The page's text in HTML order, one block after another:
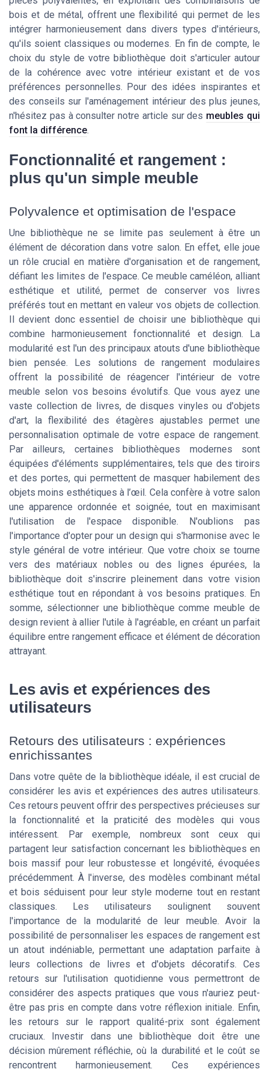
bois et de métal, offrent une flexibilité qui permet de les
intégrer harmonieusement dans divers types d'intérieurs,
qu'ils soient classiques ou modernes. En fin de compte, le
choix du style de votre bibliothèque doit s'articuler autour
de la cohérence avec votre intérieur existant et de vos
préférences personnelles. Pour des idées inspirantes et
des conseils sur l'aménagement intérieur des plus jeunes,
n'hésitez pas à consulter notre article sur des meubles qui
font la différence.
Fonctionnalité et rangement :
plus qu'un simple meuble
Polyvalence et optimisation de l'espace
Une bibliothèque ne se limite pas seulement à être un
élément de décoration dans votre salon. En effet, elle joue
un rôle crucial en matière d'organisation et de rangement,
défiant les limites de l'espace. Ce meuble caméléon, alliant
esthétique et utilité, permet de conserver vos livres
préférés tout en mettant en valeur vos objets de collection.
Il devient donc essentiel de choisir une bibliothèque qui
combine harmonieusement fonctionnalité et design. La
modularité est l'un des principaux atouts d'une bibliothèque
bien pensée. Les solutions de rangement modulaires
offrent la possibilité de réagencer l'intérieur de votre
meuble selon vos besoins évolutifs. Que vous ayez une
vaste collection de livres, de disques vinyles ou d'objets
d'art, la flexibilité des étagères ajustables permet une
personnalisation optimale de votre espace de rangement.
Par ailleurs, certaines bibliothèques modernes sont
équipées d'éléments supplémentaires, tels que des tiroirs
et des portes, qui permettent de masquer habilement des
objets moins esthétiques à l’œil. Cela confère à votre salon
une apparence ordonnée et soignée, tout en maximisant
l'utilisation de l'espace disponible. N'oublions pas
l'importance d'opter pour un design qui s'harmonise avec le
style général de votre intérieur. Que votre choix se tourne
vers des matériaux nobles ou des lignes épurées, la
bibliothèque doit s'inscrire pleinement dans votre vision
esthétique tout en répondant à vos besoins pratiques. En
somme, sélectionner une bibliothèque comme meuble de
design revient à allier l'utile à l'agréable, en créant un parfait
équilibre entre rangement efficace et élément de décoration
attrayant.
Les avis et expériences des
utilisateurs
Retours des utilisateurs : expériences
enrichissantes
Dans votre quête de la bibliothèque idéale, il est crucial de
considérer les avis et expériences des autres utilisateurs.
Ces retours peuvent offrir des perspectives précieuses sur
la fonctionnalité et la praticité des modèles qui vous
intéressent. Par exemple, nombreux sont ceux qui
partagent leur satisfaction concernant les bibliothèques en
bois massif pour leur robustesse et longévité, évoquées
précédemment. À l'inverse, des modèles combinant métal
et bois séduisent pour leur style moderne tout en restant
classiques. Les utilisateurs soulignent souvent
l'importance de la modularité de leur meuble. Avoir la
possibilité de personnaliser les espaces de rangement est
un atout indéniable, permettant une adaptation parfaite à
leurs collections de livres et d'objets décoratifs. Ces
retours sur l'utilisation quotidienne vous permettront de
considérer des aspects pratiques que vous n'auriez peut-
être pas pris en compte dans votre réflexion initiale. Enfin,
les retours sur le rapport qualité-prix sont également
cruciaux. Investir dans une bibliothèque doit être une
décision mûrement réfléchie, où la durabilité et le coût se
rencontrent harmonieusement. Ces expériences